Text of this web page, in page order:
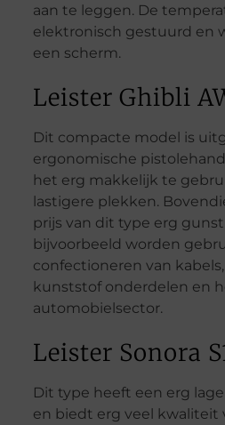
aan te leggen. De
elektronisch gestuurd en
een scherm.
Leister Ghibli
Dit compacte model is
ergonomische
het erg makkelijk te
lastigere plekken.
prijs van dit type erg
bijvoorbeeld worden
confectioneren van
kunststof onderdelen en
automobielsector.
Leister Sonora
Dit type heeft een erg
en biedt erg veel kwaliteit